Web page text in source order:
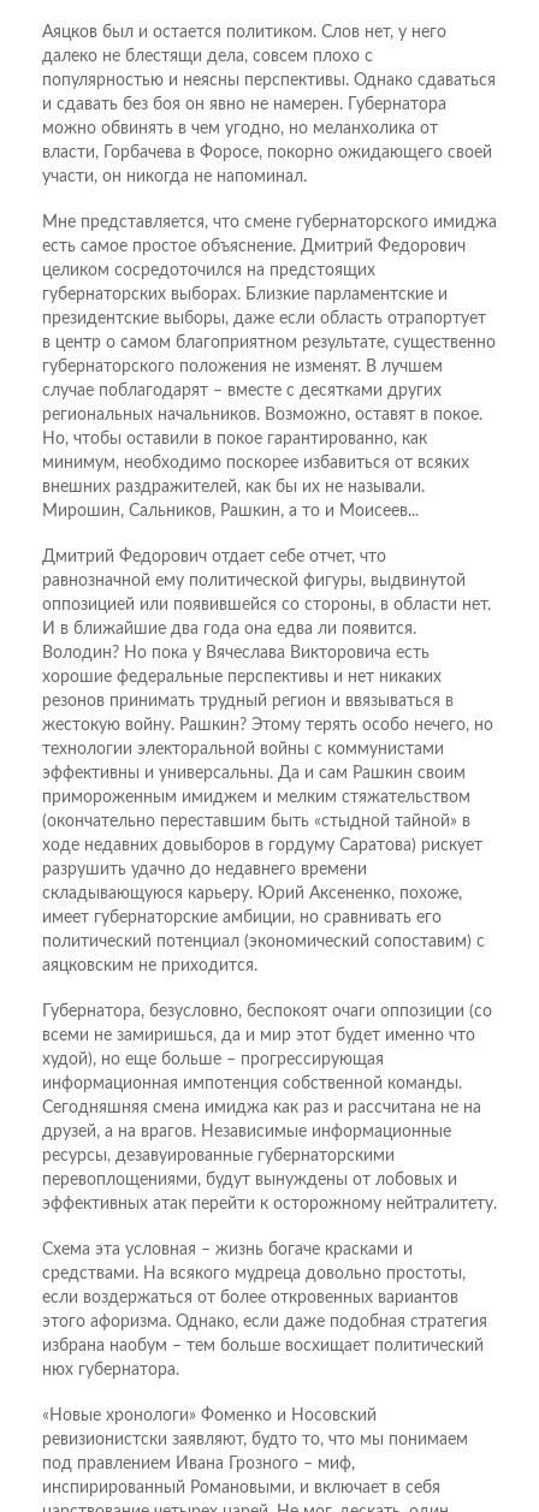
Аяцков был и остается политиком. Слов нет, у него
далеко не блестящи дела, совсем плохо с
популярностью и неясны перспективы. Однако сдаваться
и сдавать без боя он явно не намерен. Губернатора
можно обвинять в чем угодно, но меланхолика от
власти, Горбачева в Форосе, покорно ожидающего своей
участи, он никогда не напоминал.
Мне представляется, что смене губернаторского имиджа
есть самое простое объяснение. Дмитрий Федорович
целиком сосредоточился на предстоящих
губернаторских выборах. Близкие парламентские и
президентские выборы, даже если область отрапортует
в центр о самом благоприятном результате, существенно
губернаторского положения не изменят. В лучшем
случае поблагодарят – вместе с десятками других
региональных начальников. Возможно, оставят в покое.
Но, чтобы оставили в покое гарантированно, как
минимум, необходимо поскорее избавиться от всяких
внешних раздражителей, как бы их не называли.
Мирошин, Сальников, Рашкин, а то и Моисеев...
Дмитрий Федорович отдает себе отчет, что
равнозначной ему политической фигуры, выдвинутой
оппозицией или появившейся со стороны, в области нет.
И в ближайшие два года она едва ли появится.
Володин? Но пока у Вячеслава Викторовича есть
хорошие федеральные перспективы и нет никаких
резонов принимать трудный регион и ввязываться в
жестокую войну. Рашкин? Этому терять особо нечего, но
технологии электоральной войны с коммунистами
эффективны и универсальны. Да и сам Рашкин своим
примороженным имиджем и мелким стяжательством
(окончательно переставшим быть «стыдной тайной» в
ходе недавних довыборов в гордуму Саратова) рискует
разрушить удачно до недавнего времени
складывающуюся карьеру. Юрий Аксененко, похоже,
имеет губернаторские амбиции, но сравнивать его
политический потенциал (экономический сопоставим) с
аяцковским не приходится.
Губернатора, безусловно, беспокоят очаги оппозиции (со
всеми не замиришься, да и мир этот будет именно что
худой), но еще больше – прогрессирующая
информационная импотенция собственной команды.
Сегодняшняя смена имиджа как раз и рассчитана не на
друзей, а на врагов. Независимые информационные
ресурсы, дезавуированные губернаторскими
перевоплощениями, будут вынуждены от лобовых и
эффективных атак перейти к осторожному нейтралитету.
Схема эта условная – жизнь богаче красками и
средствами. На всякого мудреца довольно простоты,
если воздержаться от более откровенных вариантов
этого афоризма. Однако, если даже подобная стратегия
избрана наобум – тем больше восхищает политический
нюх губернатора.
«Новые хронологи» Фоменко и Носовский
ревизионистски заявляют, будто то, что мы понимаем
под правлением Ивана Грозного – миф,
инспирированный Романовыми, и включает в себя